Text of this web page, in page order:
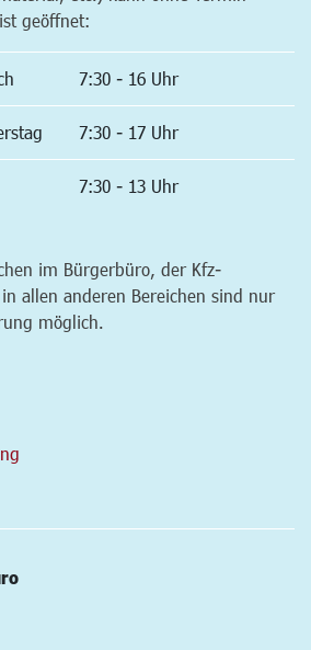
geöffnet:
7:30 - 16 Uhr
7:30 - 17 Uhr
7:30 - 13 Uhr
im Bürgerbüro, der Kfz-
allen anderen Bereichen sind nur
möglich.